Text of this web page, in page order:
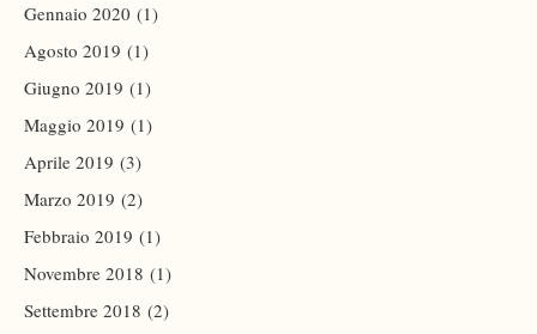
Gennaio 2020 (1)
Agosto 2019 (1)
Giugno 2019 (1)
Maggio 2019 (1)
Aprile 2019 (3)
Marzo 2019 (2)
Febbraio 2019 (1)
Novembre 2018 (1)
Settembre 2018 (2)